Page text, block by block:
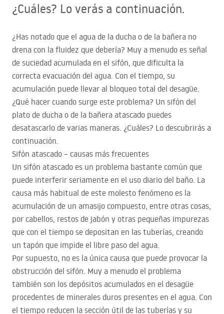
¿Cuáles? Lo verás a continuación.
¿Has notado que el agua de la ducha o de la bañera no
drena con la fluidez que debería? Muy a menudo es señal
de suciedad acumulada en el sifón, que dificulta la
correcta evacuación del agua. Con el tiempo, su
acumulación puede llevar al bloqueo total del desagüe.
¿Qué hacer cuando surge este problema? Un sifón del
plato de ducha o de la bañera atascado puedes
desatascarlo de varias maneras. ¿Cuáles? Lo descubrirás a
continuación.
Sifón atascado – causas más frecuentes
Un sifón atascado es un problema bastante común que
puede interferir seriamente en el uso diario del baño. La
causa más habitual de este molesto fenómeno es la
acumulación de un amasijo compuesto, entre otras cosas,
por cabellos, restos de jabón y otras pequeñas impurezas
que con el tiempo se depositan en las tuberías, creando
un tapón que impide el libre paso del agua.
Por supuesto, no es la única causa que puede provocar la
obstrucción del sifón. Muy a menudo el problema
también son los depósitos acumulados en el desagüe
procedentes de minerales duros presentes en el agua. Con
el tiempo reducen la sección útil de las tuberías y su